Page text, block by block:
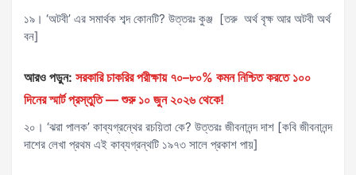
১৯। ‘অটবী’ এর সমার্থক শব্দ কোনটি? উত্তরঃ কুঞ্জ [তরু অর্থ বৃক্ষ আর অটবী অর্থ
বন]
আরও পড়ুন: সরকারি চাকরির পরীক্ষায় ৭০–৮০% কমন নিশ্চিত করতে ১০০
দিনের স্মার্ট প্রস্তুতি — শুরু ১০ জুন ২০২৬ থেকে!
২০। ‘ঝরা পালক’ কাব্যগ্রন্থের রচয়িতা কে? উত্তরঃ জীবনানন্দ দাশ [কবি জীবনানন্দ
দাশের লেখা প্রথম এই কাব্যগ্রন্থটি ১৯৭৩ সালে প্রকাশ পায়]